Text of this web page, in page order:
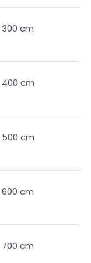
300 cm
400 cm
500 cm
600 cm
700 cm